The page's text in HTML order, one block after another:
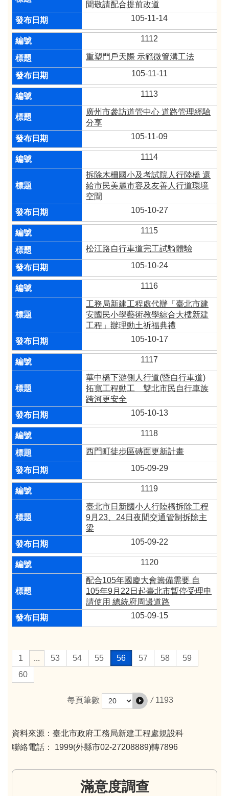
間敬請配合提前改道
105-11-14
1112
重塑門戶天際 示範微管溝工法
105-11-11
1113
廣州市參訪道管中心 道路管理經驗
分享
105-11-09
1114
拆除木柵國小及考試院人行陸橋 還
給市民美麗市容及友善人行道環境
空間
105-10-27
1115
松江路自行車道完工試騎體驗
105-10-24
1116
工務局新建工程處代辦「臺北市建
安國民小學藝術教學綜合大樓新建
工程」辦理動土祈福典禮
105-10-17
1117
華中橋下游側人行道(暨自行車道)
拓寬工程動工 雙北市民自行車族
跨河更安全
105-10-13
1118
西門町徒步區磚面更新計畫
105-09-29
1119
臺北市日新國小人行陸橋拆除工程
9月23、24日夜間交通管制拆除主
梁
105-09-22
1120
配合105年國慶大會籌備需要 自
105年9月22日起臺北市暫停受理申
請使用 總統府周邊道路
105-09-15
1 ... 53 54 55 56 57 58
59
60
每頁筆數 / 1193
資料來源：臺北市政府工務局新建工程處規設科
聯絡電話： 1999(外縣市02-27208889)轉7896
滿意度調查